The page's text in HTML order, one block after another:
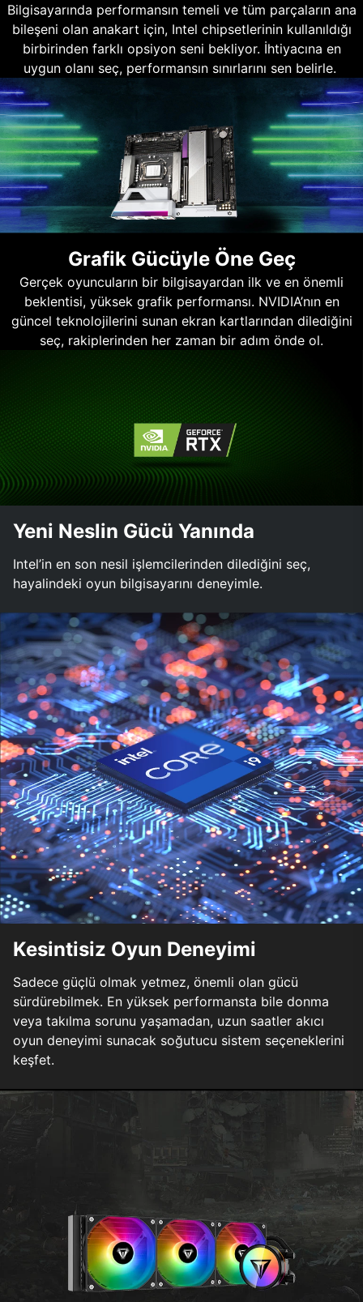
Bilgisayarında performansın temeli ve tüm parçaların ana
bileşeni olan anakart için, Intel chipsetlerinin kullanıldığı
birbirinden farklı opsiyon seni bekliyor. İhtiyacına en
uygun olanı seç, performansın sınırlarını sen belirle.
Grafik Gücüyle Öne Geç
Gerçek oyuncuların bir bilgisayardan ilk ve en önemli
beklentisi, yüksek grafik performansı. NVIDIA’nın en
güncel teknolojilerini sunan ekran kartlarından dilediğini
seç, rakiplerinden her zaman bir adım önde ol.
Yeni Neslin Gücü Yanında
Intel’in en son nesil işlemcilerinden dilediğini seç,
hayalindeki oyun bilgisayarını deneyimle.
Kesintisiz Oyun Deneyimi
Sadece güçlü olmak yetmez, önemli olan gücü
sürdürebilmek. En yüksek performansta bile donma
veya takılma sorunu yaşamadan, uzun saatler akıcı
oyun deneyimi sunacak soğutucu sistem seçeneklerini
keşfet.